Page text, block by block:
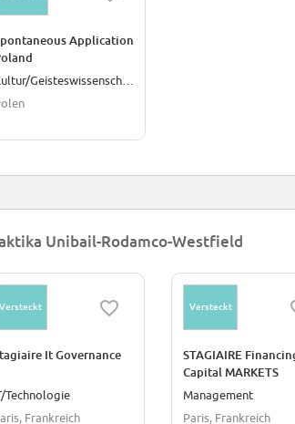
Application
Unibail-Rodamco-Westfield
Versteckt
It Governance
Technologie
Frankreich
Versteckt
STAGIAIRE
Capital MARKETS
Management
Paris, Frankreich